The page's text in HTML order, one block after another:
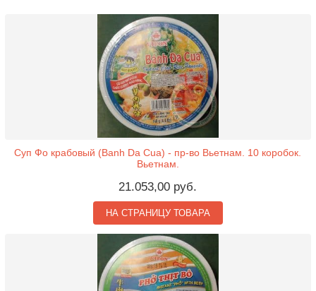
Суп Фо крабовый (Banh Da Cua) - пр-во Вьетнам. 10 коробок.
Вьетнам.
21.053,00 руб.
НА СТРАНИЦУ ТОВАРА